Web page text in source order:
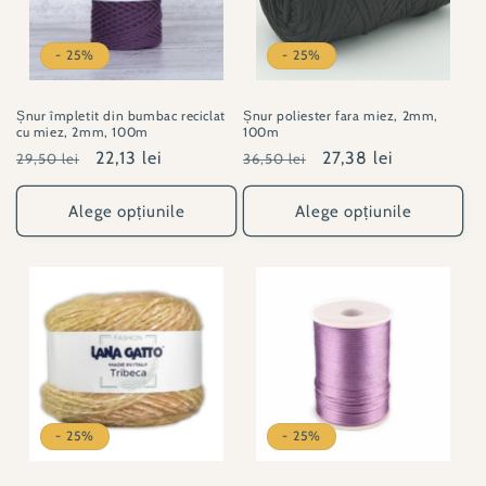
- 25%
Șnur împletit din bumbac reciclat
cu miez, 2mm, 100m
Preț
obișnuit
29,50 lei
Preț
redus
22,13 lei
Alege opțiunile
- 25%
Șnur poliester fara miez, 2mm,
100m
Preț
obișnuit
36,50 lei
Preț
redus
27,38 lei
Alege opțiunile
- 25% - 25%